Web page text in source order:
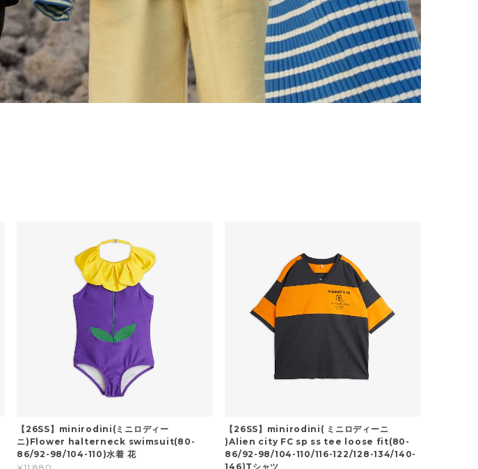
【26SS】minirodini(ミニロディー
ニ)Flower halterneck swimsuit(80-
86/92-98/104-110)水着 花
【26SS】minirodini( ミニロディーニ
)Alien city FC sp ss tee loose fit(80-
86/92-98/104-110/116-122/128-134/140-
146)Tシャツ